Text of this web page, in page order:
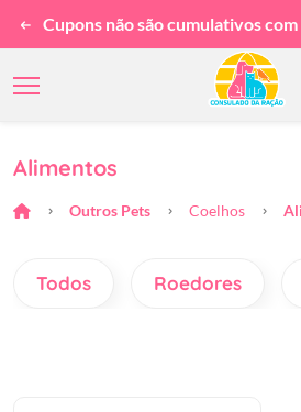
compras Cupons não são
Alimentos
Outros Pets Coelhos
Todos Roedores